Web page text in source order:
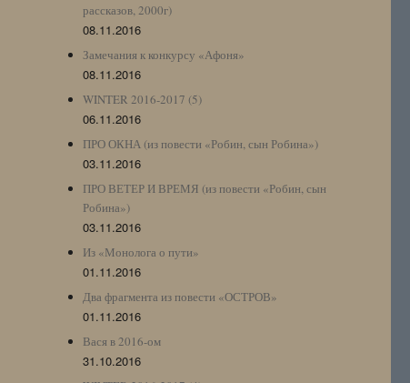
рассказов, 2000г)
08.11.2016
Замечания к конкурсу «Афоня»
08.11.2016
WINTER 2016-2017 (5)
06.11.2016
ПРО ОКНА (из повести «Робин, сын Робина»)
03.11.2016
ПРО ВЕТЕР И ВРЕМЯ (из повести «Робин, сын
Робина»)
03.11.2016
Из «Монолога о пути»
01.11.2016
Два фрагмента из повести «ОСТРОВ»
01.11.2016
Вася в 2016-ом
31.10.2016